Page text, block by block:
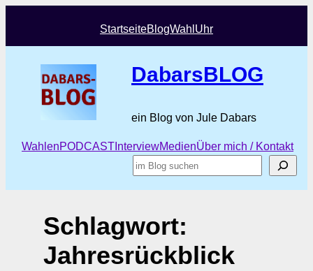
StartseiteBlogWahl Uhr
DabarsBLOG
ein Blog von Jule Dabars
WahlenPODCAST InterviewMedienÜber mich / Kontakt
Suchen
Schlagwort:
Jahresrückblick